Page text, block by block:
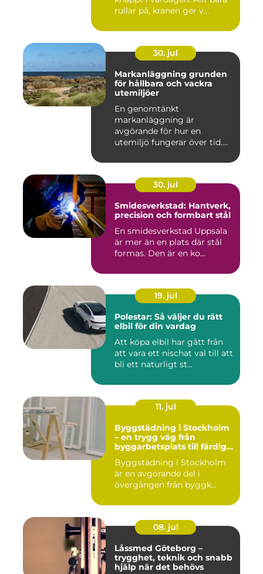
rullar på, kranen ger v...
30. jul
Markanläggning grunden
för hållbara och vackra
utemiljöer
En genomtänkt
markanläggning är
avgörande för hur en
utemiljö fungerar över tid.
30. jul
Smidesverkstad: Hantverk,
precision och formbart stål
En smidesverkstad Uppsala
är mer än en plats där stål
formas. Den är en ko...
19. jul
Polestar: Så väljer du rätt
elbil för din vardag
Att köpa elbil har gått från
att vara ett nischat val till att
bli ett naturligt st...
11. jul
Byggstädning i Stockholm
– en trygg väg från
byggarbetsplats till färdig
Byggstädning i Stockholm
är en avgörande del i
övergången från byggk...
08. jul
Låssmed Göteborg –
trygghet, teknik och snabb
hjälp när det behövs